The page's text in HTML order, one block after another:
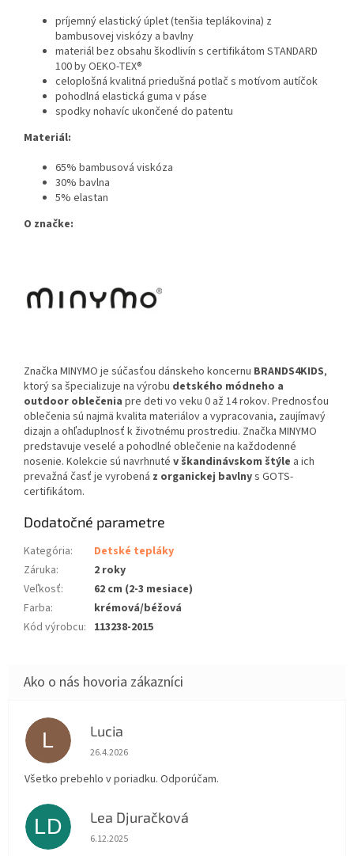
príjemný elastický úplet (tenšia teplákovina) z
bambusovej viskózy a bavlny
materiál bez obsahu škodlivín s certifikátom STANDARD
100 by OEKO-TEX®
celoplošná kvalitná priedušná potlač s motívom autíčok
pohodlná elastická guma v páse
spodky nohavíc ukončené do patentu
Materiál:
65% bambusová viskóza
30% bavlna
5% elastan
O značke:
Značka MINYMO je súčasťou dánskeho koncernu BRANDS4KIDS,
ktorý sa špecializuje na výrobu detského módneho a
outdoor oblečenia pre deti vo veku 0 až 14 rokov. Prednosťou
oblečenia sú najmä kvalita materiálov a vypracovania, zaujímavý
dizajn a ohľaduplnosť k životnému prostrediu. Značka MINYMO
predstavuje veselé a pohodlné oblečenie na každodenné
nosenie. Kolekcie sú navrhnuté v škandinávskom štýle a ich
prevažná časť je vyrobená z organickej bavlnys GOTS-
certifikátom.
Dodatočné parametre
Kategória:
Detské tepláky
Záruka:
2 roky
Veľkosť:
62 cm (2-3 mesiace)
Farba:
krémová/béžová
Kód výrobcu: 113238-2015
L Lucia
Hodnotenie obchodu je 5 z 5 hviezdičiek.
26.4.2026
Všetko prebehlo v poriadku. Odporúčam.
LD Lea Djuračková
Hodnotenie obchodu je 5 z 5 hviezdičiek.
6.12.2025